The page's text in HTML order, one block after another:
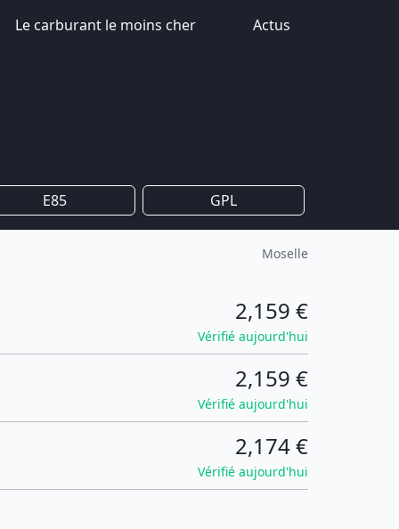
Le carburant le moins cher Actus
E85 GPL
Moselle
2,159 €
Vérifié aujourd'hui
2,159 €
Vérifié aujourd'hui
2,174 €
Vérifié aujourd'hui